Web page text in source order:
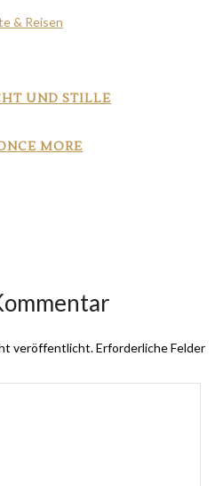
& Reisen
UND STILLE
MORE
veröffentlicht.Erforderliche Felder